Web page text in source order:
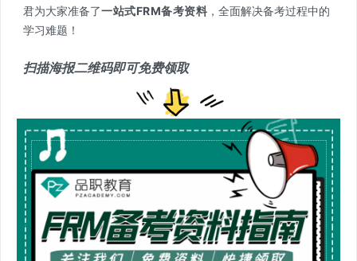
君为大家准备了一站式FRM备考资料 ，全面解决备考过程中的
学习难题！
扫描海报二维码即可免费领取